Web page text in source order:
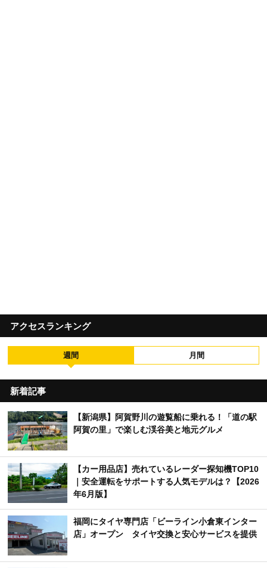
アクセスランキング
週間 月間
新着記事
【新潟県】阿賀野川の遊覧船に乗れる！「道の駅
阿賀の里」で楽しむ渓谷美と地元グルメ
【カー用品店】売れているレーダー探知機TOP10
｜安全運転をサポートする人気モデルは？【2026
年6月版】
福岡にタイヤ専門店「ビーライン小倉東インター
店」オープン タイヤ交換と安心サービスを提供